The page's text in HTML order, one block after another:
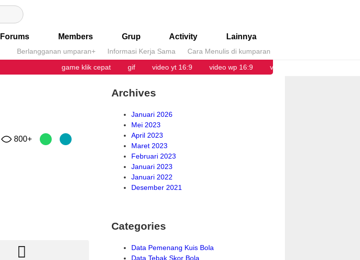
Forums Members Grup Activity Lainnya
Berlangganan umparan+ Informasi Kerja Sama Cara Menulis di kumparan
game klik cepat gif video yt 16:9 video wp 16:9 video yt 9:16
800+
Archives
Januari 2026
Mei 2023
April 2023
Maret 2023
Februari 2023
Januari 2023
Januari 2022
Desember 2021
Categories
Data Pemenang Kuis Bola
Data Tebak Skor Bola